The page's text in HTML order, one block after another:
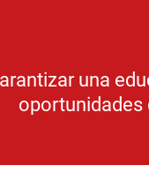
una
oportunidades